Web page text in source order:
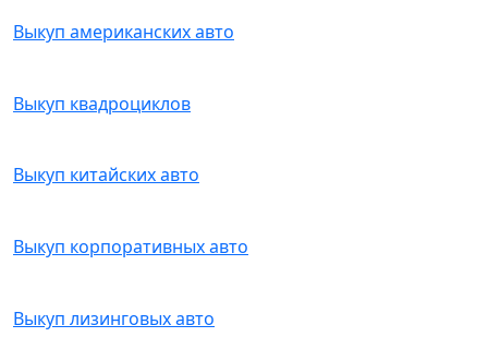
Выкуп американских авто
Выкуп квадроциклов
Выкуп китайских авто
Выкуп корпоративных авто
Выкуп лизинговых авто